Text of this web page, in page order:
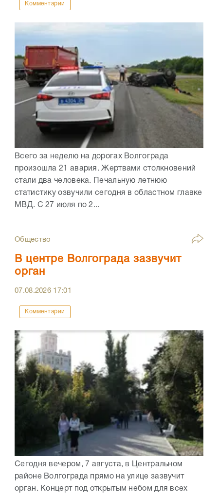
Комментарии
Всего за неделю на дорогах Волгограда
произошла 21 авария. Жертвами столкновений
стали два человека. Печальную летнюю
статистику озвучили сегодня в областном главке
МВД. С 27 июля по 2...
Общество
В центре Волгограда зазвучит
орган
07.08.2026 17:01
Комментарии
Сегодня вечером, 7 августа, в Центральном
районе Волгограда прямо на улице зазвучит
орган. Концерт под открытым небом для всех